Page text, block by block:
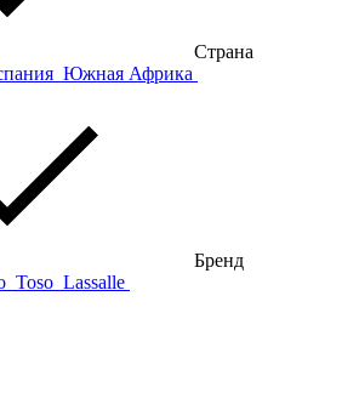
Страна
Южная Африка
Бренд
Toso Lassalle